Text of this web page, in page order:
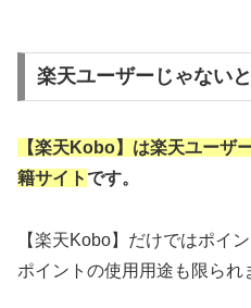
楽天ユーザーじゃない
【楽天Kobo】は楽天ユーザ
籍サイトです。
【楽天Kobo】だけではポイ
ポイントの使用用途も限られ